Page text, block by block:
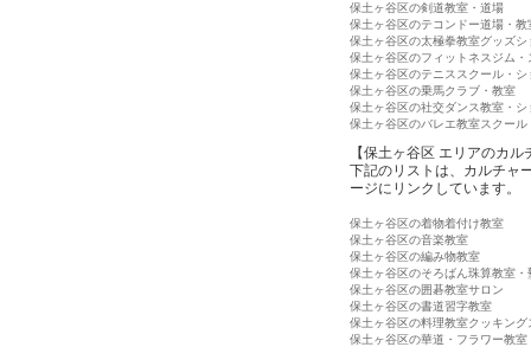
保土ヶ谷区の剣道教室・道場
保土ヶ谷区のテコンドー道場・教
保土ヶ谷区の太極拳教室グッズシ
保土ヶ谷区のフィットネスジム・
保土ヶ谷区のテニススクール・シ
保土ヶ谷区の乗馬クラブ・教室
保土ヶ谷区の社交ダンス教室・シ
保土ヶ谷区のバレエ教室スクール
【保土ヶ谷区 エリアのカ
下記のリストは、カルチャ
ージにリンクしています。
保土ヶ谷区の着物着付け教室
保土ヶ谷区の音楽教室
保土ヶ谷区の編み物教室
保土ヶ谷区のそろばん珠算教室・
保土ヶ谷区の囲碁教室サロン
保土ヶ谷区の書道習字教室
保土ヶ谷区の料理教室クッキング
保土ヶ谷区の華道・フラワー教室